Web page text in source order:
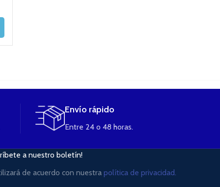
Envío rápido
Entre 24 o 48 horas.
a nuestro boletín!
de acuerdo con nuestra política de privacidad.